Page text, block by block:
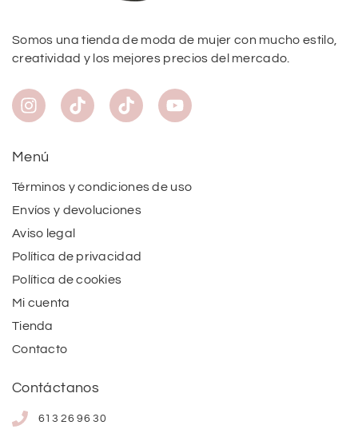
Somos una tienda de moda de mujer con mucho estilo,
creatividad y los mejores precios del mercado.
Menú
Términos y condiciones de uso
Envíos y devoluciones
Aviso legal
Política de privacidad
Política de cookies
Mi cuenta
Tienda
Contacto
Contáctanos
613 26 96 30